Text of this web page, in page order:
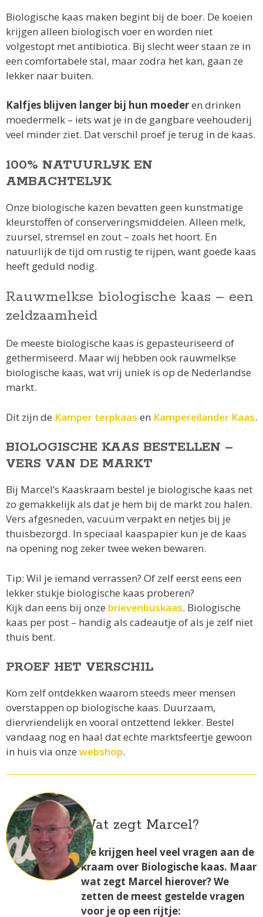
Biologische kaas maken begint bij de boer. De koeien
krijgen alleen biologisch voer en worden niet
volgestopt met antibiotica. Bij slecht weer staan ze in
een comfortabele stal, maar zodra het kan, gaan ze
lekker naar buiten.
Kalfjes blijven langer bij hun moederen drinken
moedermelk – iets wat je in de gangbare veehouderij
veel minder ziet. Dat verschil proef je terug in de kaas.
100% NATUURLIJK EN
AMBACHTELIJK
Onze biologische kazen bevatten geen kunstmatige
kleurstoffen of conserveringsmiddelen. Alleen melk,
zuursel, stremsel en zout – zoals het hoort. En
natuurlijk de tijd om rustig te rijpen, want goede kaas
heeft geduld nodig.
Rauwmelkse biologische kaas – een
zeldzaamheid
De meeste biologische kaas is gepasteuriseerd of
gethermiseerd. Maar wij hebben ook rauwmelkse
biologische kaas, wat vrij uniek is op de Nederlandse
markt.
Dit zijn de Kamper terpkaas en Kampereilander Kaas.
BIOLOGISCHE KAAS BESTELLEN –
VERS VAN DE MARKT
Bij Marcel’s Kaaskraam bestel je biologische kaas net
zo gemakkelijk als dat je hem bij de markt zou halen.
Vers afgesneden, vacuüm verpakt en netjes bij je
thuisbezorgd. In speciaal kaaspapier kun je de kaas
na opening nog zeker twee weken bewaren.
Tip: Wil je iemand verrassen? Of zelf eerst eens een
lekker stukje biologische kaas proberen?
Kijk dan eens bij onze brievenbuskaas. Biologische
kaas per post – handig als cadeautje of als je zelf niet
thuis bent.
PROEF HET VERSCHIL
Kom zelf ontdekken waarom steeds meer mensen
overstappen op biologische kaas. Duurzaam,
diervriendelijk en vooral ontzettend lekker. Bestel
vandaag nog en haal dat echte marktsfeertje gewoon
in huis via onze webshop.
Wat zegt Marcel?
We krijgen heel veel vragen aan de
kraam over Biologische kaas. Maar
wat zegt Marcel hierover? We
zetten de meest gestelde vragen
voor je op een rijtje: